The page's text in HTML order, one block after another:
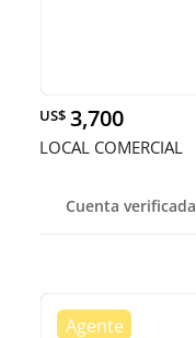
US$ 3,700
LOCAL COMERCIAL
Cuenta verificada